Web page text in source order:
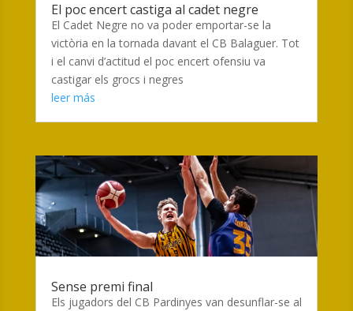
El poc encert castiga al cadet negre
El Cadet Negre no va poder emportar-se la
victòria en la tornada davant el CB Balaguer. Tot
i el canvi d’actitud el poc encert ofensiu va
castigar els grocs i negres
leer más
Sense premi final
Els jugadors del CB Pardinyes van desunflar-se al